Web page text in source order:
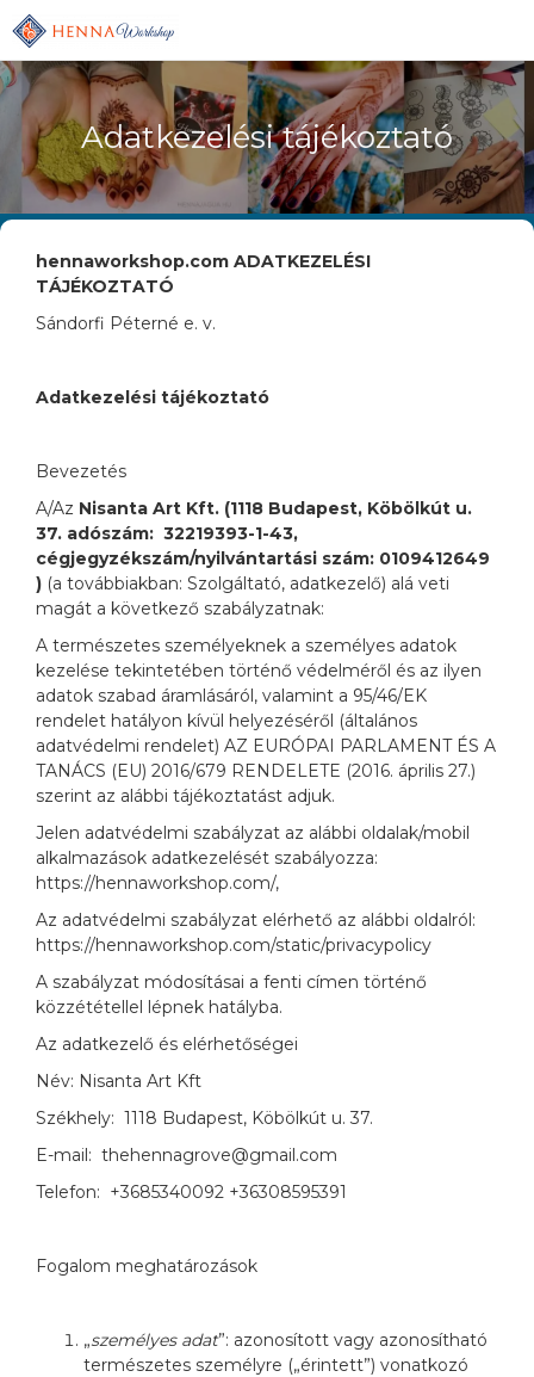
Adatkezelési tájékoztató
hennaworkshop.com ADATKEZELÉSI
TÁJÉKOZTATÓ
Sándorfi Péterné e. v.
Adatkezelési tájékoztató
Bevezetés
A/Az Nisanta Art Kft. (1118 Budapest, Köbölkút u.
37. adószám: 32219393-1-43,
cégjegyzékszám/nyilvántartási szám: 0109412649
) (a továbbiakban: Szolgáltató, adatkezelő) alá veti
magát a következő szabályzatnak:
A természetes személyeknek a személyes adatok
kezelése tekintetében történő védelméről és az ilyen
adatok szabad áramlásáról, valamint a 95/46/EK
rendelet hatályon kívül helyezéséről (általános
adatvédelmi rendelet) AZ EURÓPAI PARLAMENT ÉS A
TANÁCS (EU) 2016/679 RENDELETE (2016. április 27.)
szerint az alábbi tájékoztatást adjuk.
Jelen adatvédelmi szabályzat az alábbi oldalak/mobil
alkalmazások adatkezelését szabályozza:
https://hennaworkshop.com/,
Az adatvédelmi szabályzat elérhető az alábbi oldalról:
https://hennaworkshop.com/static/privacypolicy
A szabályzat módosításai a fenti címen történő
közzététellel lépnek hatályba.
Az adatkezelő és elérhetőségei
Név: Nisanta Art Kft
Székhely: 1118 Budapest, Köbölkút u. 37.
E-mail: thehennagrove@gmail.com
Telefon: +3685340092 +36308595391
Fogalom meghatározások
„személyes adat”: azonosított vagy azonosítható
természetes személyre („érintett”) vonatkozó